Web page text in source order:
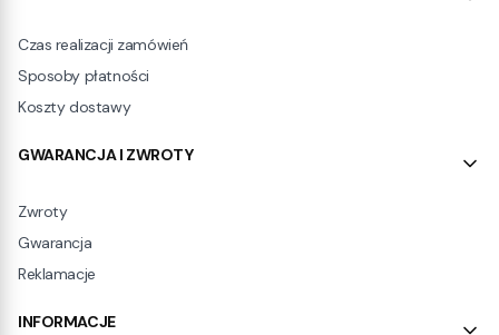
Czas realizacji zamówień
Sposoby płatności
Koszty dostawy
GWARANCJA I ZWROTY
Zwroty
Gwarancja
Reklamacje
INFORMACJE